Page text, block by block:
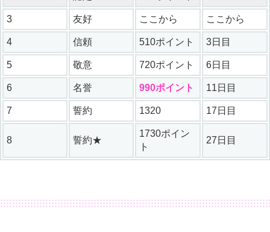
3 友好 ここから ここから
4 信頼 510ポイント 3日目
5 敬意 720ポイント 6日目
6 名誉 990ポイント 11日目
7 誓約 1320 17日目
8 誓約★
1730ポイン
ト
27日目